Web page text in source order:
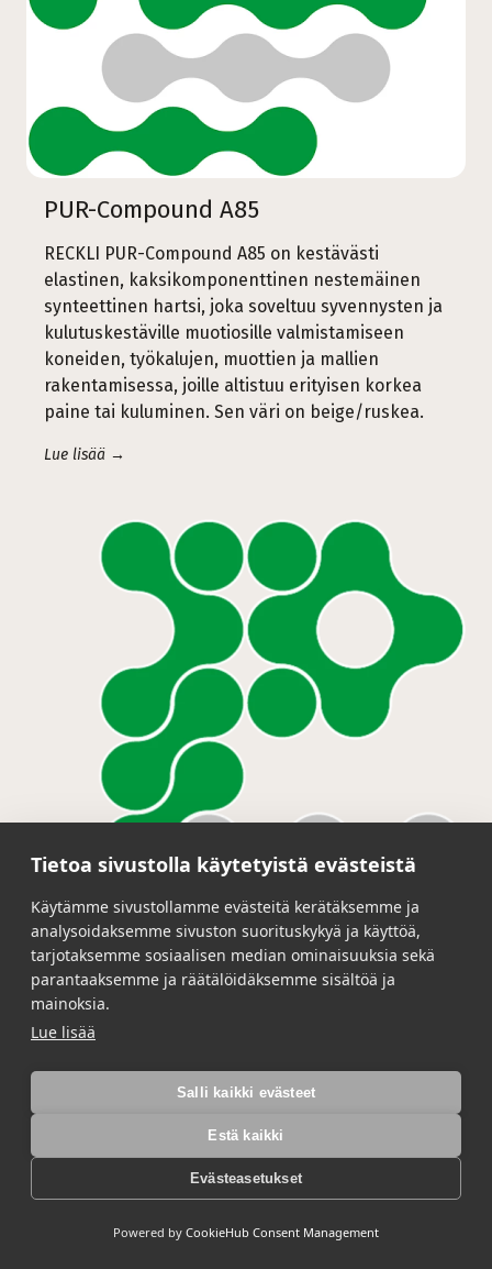
Tietoa sivustolla käytetyistä evästeistä
Käytämme sivustollamme evästeitä kerätäksemme ja
analysoidaksemme sivuston suorituskykyä ja käyttöä,
tarjotaksemme sosiaalisen median ominaisuuksia sekä
parantaaksemme ja räätälöidäksemme sisältöä ja
mainoksia.
Lue lisää
Salli kaikki evästeet
Estä kaikki
Evästeasetukset
Powered by CookieHub Consent Management
PUR-Compound A85
RECKLI PUR-Compound A85 on kestävästi
elastinen, kaksikomponenttinen nestemäinen
synteettinen hartsi, joka soveltuu syvennysten ja
kulutuskestäville muotiosille valmistamiseen
koneiden, työkalujen, muottien ja mallien
rakentamisessa, joille altistuu erityisen korkea
paine tai kuluminen. Sen väri on beige/ruskea.
Lue lisää →
PUR-Elastomer A45
RECKLI PUR-Elastomer A45 on kaadettava,
hartsi, joka soveltuu muottipintojen ja
syvennysten valmistamiseen